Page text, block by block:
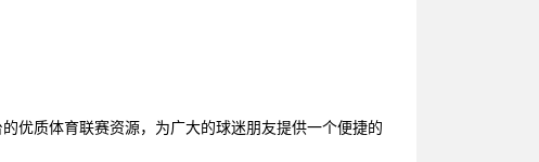
优质体育联赛资源，为广大的球迷朋友提供一个便捷的